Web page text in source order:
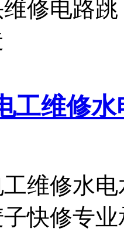
工维修
维修水
快修专